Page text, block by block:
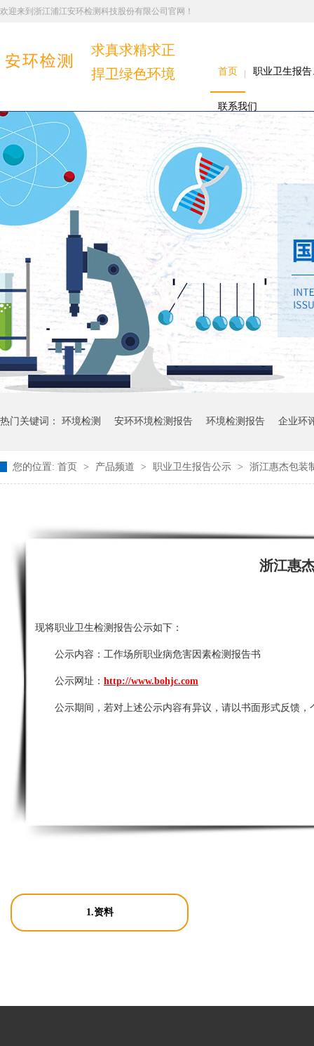
欢迎来到浙江浦江安环检测科技股份有限公司官网！
求真求精求正
捍卫绿色环境
首页 职业卫生报
联系我们
热门关键词： 环境检测 安环环境检测报告 环境检测报告 企业环
您的位置: 首页 > 产品频道 > 职业卫生报告公示 > 浙江惠杰包装
浙江惠
现将职业卫生检测报告公示如下：
公示内容： 工作场所职业病危害因素检测报告书
公示网址： http://www.bohjc.com
公示期间，若对上述公示内容有异议，请以书面形式反馈，
1.资料